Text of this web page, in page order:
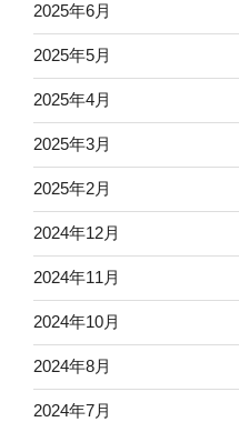
2025年6月
2025年5月
2025年4月
2025年3月
2025年2月
2024年12月
2024年11月
2024年10月
2024年8月
2024年7月